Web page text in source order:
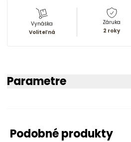
Vynáška
Voliteľná
Záruka
2 roky
Parametre
Podobné produkty